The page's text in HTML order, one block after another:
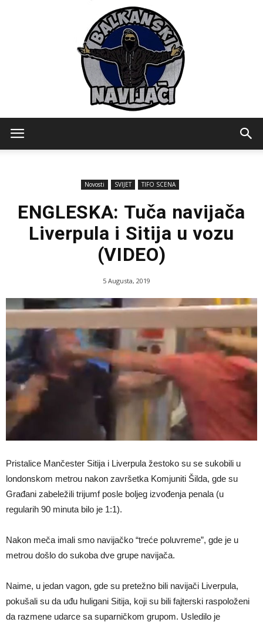
Novosti SVIJET TIFO SCENA
ENGLESKA: Tuča navijača
Liverpula i Sitija u vozu
(VIDEO)
5 Augusta, 2019
Pristalice Mančester Sitija i Liverpula žestoko su se sukobili u
londonskom metrou nakon završetka Komjuniti Šilda, gde su
Građani zabeležili trijumf posle boljeg izvođenja penala (u
regularih 90 minuta bilo je 1:1).
Nakon meča imali smo navijačko “treće poluvreme”, gde je u
metrou došlo do sukoba dve grupe navijača.
Naime, u jedan vagon, gde su pretežno bili navijači Liverpula,
pokušali su da uđu huligani Sitija, koji su bili fajterski raspoloženi
da razmene udarce sa suparničkom grupom. Usledilo je